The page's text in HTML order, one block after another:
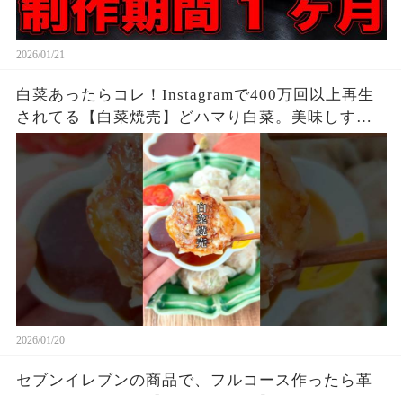
2026/01/21
白菜あったらコレ！Instagramで400万回以上再生
されてる【白菜焼売】どハマり白菜。美味しすぎ
2026/01/20
セブンイレブンの商品で、フルコース作ったら革